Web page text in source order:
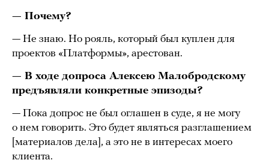
— Почему?
— Не знаю. Но рояль, который был куплен для
проектов «Платформы», арестован.
— В ходе допроса Алексею Малобродскому
предъявляли конкретные эпизоды?
— Пока допрос не был оглашен в суде, я не могу
о нем говорить. Это будет являться разглашением
[материалов дела], а это не в интересах моего
клиента.